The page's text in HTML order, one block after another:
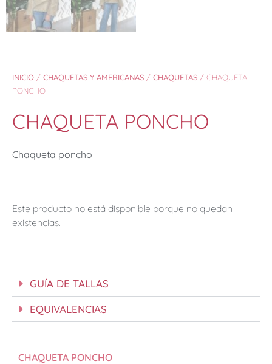
INICIO / CHAQUETAS Y AMERICANAS / CHAQUETAS / CHAQUETA
PONCHO
CHAQUETA PONCHO
Chaqueta poncho
Este producto no está disponible porque no quedan
existencias.
GUÍA DE TALLAS
EQUIVALENCIAS
CHAQUETA PONCHO